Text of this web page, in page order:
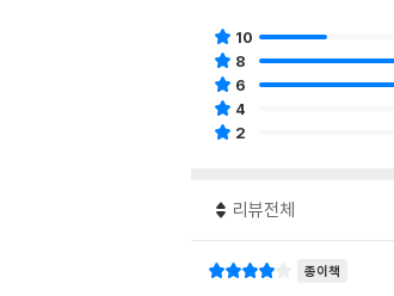
10
8
6
4
2
리뷰전체
종이책